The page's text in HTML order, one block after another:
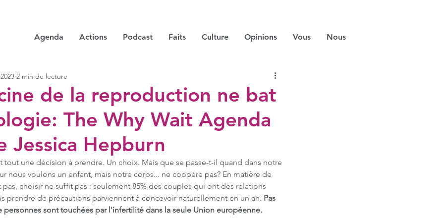
Agenda Actions Podcast Faits Culture Opinions Vous Nous
de la reproduction ne bat
The Why Wait Agenda
Jessica Hepburn
2 min de lecture
tout une décision à prendre. Un choix. Mais que se passe-t-il quand dans notre
nous voulons un enfant, mais notre corps... ne coopère pas? En matière de
choisir ne suffit pas : seulement 85% des couples qui ont des relations
prendre de précautions parviennent à concevoir naturellement en un an. Pas
personnes sont touchées par l'infertilité dans la seule Union européenne.